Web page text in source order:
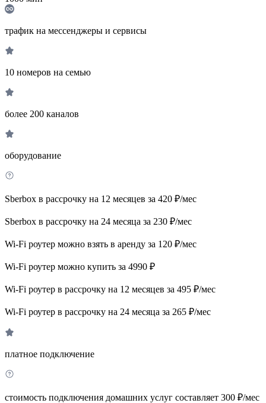
трафик на мессенджеры и сервисы
10 номеров на семью
более 200 каналов
оборудование
Sberbox в рассрочку на 12 месяцев за 420 ₽/мес
Sberbox в рассрочку на 24 месяца за 230 ₽/мес
Wi-Fi роутер можно взять в аренду за 120 ₽/мес
Wi-Fi роутер можно купить за 4990 ₽
Wi-Fi роутер в рассрочку на 12 месяцев за 495 ₽/мес
Wi-Fi роутер в рассрочку на 24 месяца за 265 ₽/мес
платное подключение
стоимость подключения домашних услуг составляет 300 ₽/мес